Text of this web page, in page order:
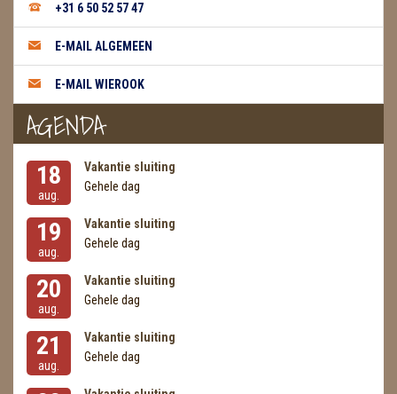
+31 6 50 52 57 47
E-MAIL ALGEMEEN
E-MAIL WIEROOK
AGENDA
18
aug.
Vakantie sluiting
Gehele dag
19
aug.
Vakantie sluiting
Gehele dag
20
aug.
Vakantie sluiting
Gehele dag
21
aug.
Vakantie sluiting
Gehele dag